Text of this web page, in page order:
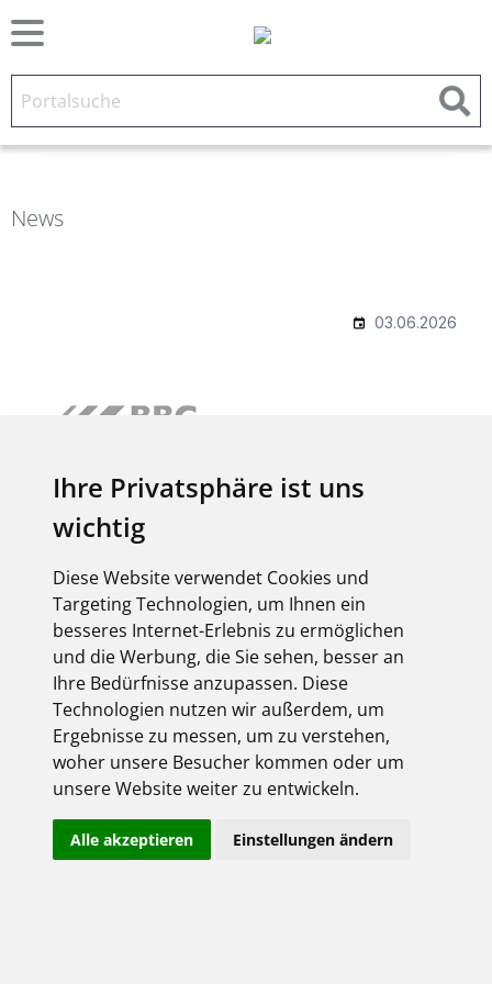
Ihre Privatsphäre ist uns
wichtig
Diese Website verwendet Cookies und
Targeting Technologien, um Ihnen ein
besseres Internet-Erlebnis zu ermöglichen
und die Werbung, die Sie sehen, besser an
Ihre Bedürfnisse anzupassen. Diese
Technologien nutzen wir außerdem, um
Ergebnisse zu messen, um zu verstehen,
woher unsere Besucher kommen oder um
unsere Website weiter zu entwickeln.
Alle akzeptieren Einstellungen ändern
News